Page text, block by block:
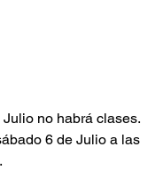
no habrá clases.
6 de Julio a las